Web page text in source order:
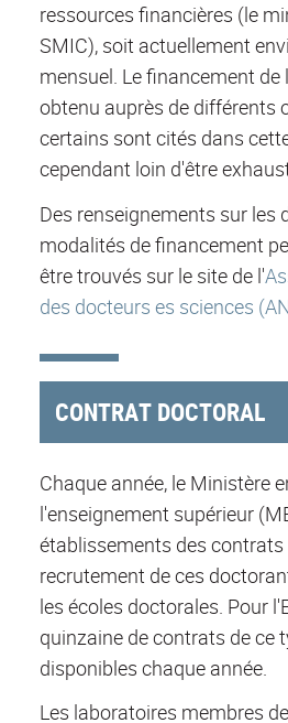
ressources financières (le
SMIC), soit actuellement
mensuel. Le financement de
obtenu auprès de différents
certains sont cités dans
cependant loin d'être
Des renseignements sur les
modalités de financement
être trouvés sur le site de l'
des docteurs es sciences
CONTRAT DOCTORAL
Chaque année, le Ministère
l'enseignement supérieur
établissements des
recrutement de ces
les écoles doctorales. Pour
quinzaine de contrats de ce
disponibles chaque année.
Les laboratoires membres